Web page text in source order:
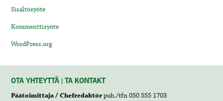
Sisältösyöte
Kommenttisyöte
WordPress.org
OTA YHTEYTTÄ | TA KONTAKT
Päätoimittaja / Chefredaktörpuh./tfn 050 555 1703